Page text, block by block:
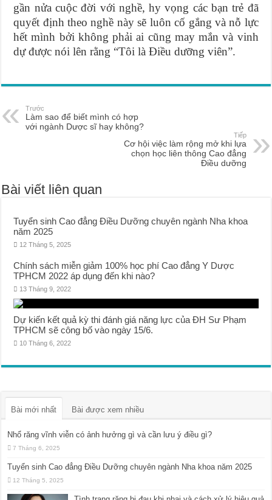
gần nửa cuộc đời với nghề, hy vọng các bạn trẻ đã
quyết định theo nghề này sẽ luôn cố gắng và nỗ lực
hết mình bởi không phải ai cũng may mắn và vinh
dự được nói lên rằng “Tôi là Điều dưỡng viên”.
Trước
Làm sao để biết mình có hợp
với ngành Dược sĩ hay không?
Tiếp
Cơ hội việc làm rộng mở khi lựa
chọn học liên thông Cao đẳng
Điều dưỡng
Bài viết liên quan
Tuyển sinh Cao đẳng Điều Dưỡng chuyên ngành Nha khoa
năm 2025
12 Tháng 5, 2025
Chính sách miễn giảm 100% học phí Cao đẳng Y Dược
TPHCM 2022 áp dụng đến khi nào?
13 Tháng 9, 2022
Dự kiến kết quả kỳ thi đánh giá năng lực của ĐH Sư Phạm
TPHCM sẽ công bố vào ngày 15/6.
10 Tháng 6, 2022
Bài mới nhất Bài được xem nhiều
Nhổ răng vĩnh viễn có ảnh hưởng gì và cần lưu ý điều gì?
7 Tháng 6, 2025
Tuyển sinh Cao đẳng Điều Dưỡng chuyên ngành Nha khoa năm 2025
12 Tháng 5, 2025